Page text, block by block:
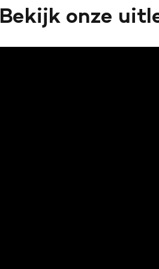
Bekijk onze